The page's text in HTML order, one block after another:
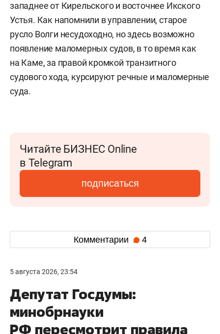
западнее от Кирельского и восточнее Икского
Устья. Как напомнили в управлении, старое
русло Волги несудоходно, но здесь возможно
появление маломерных судов, в то время как
на Каме, за правой кромкой транзитного
судового хода, курсируют речные и маломерные
суда.
Читайте БИЗНЕС Online
в Telegram
подписаться
Комментарии 4
5 августа 2026, 23:54
Депутат Госдумы:
минобрнауки
РФ пересмотрит правила